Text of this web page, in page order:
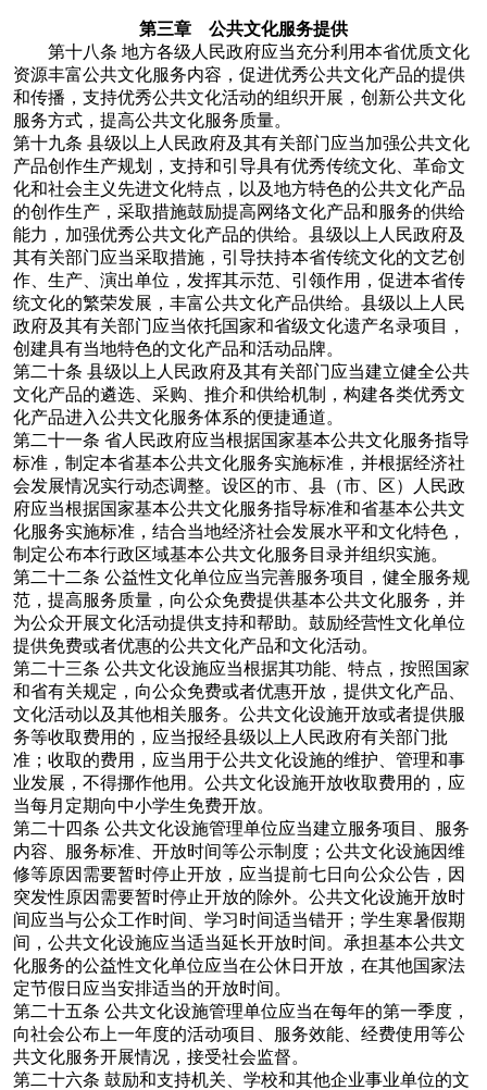
第三章 公共文化服务提供
第十八条 地方各级人民政府应当充分利用本省优质文化
资源丰富公共文化服务内容，促进优秀公共文化产品的提供
和传播，支持优秀公共文化活动的组织开展，创新公共文化
服务方式，提高公共文化服务质量。
第十九条 县级以上人民政府及其有关部门应当加强公共文化
产品创作生产规划，支持和引导具有优秀传统文化、革命文
化和社会主义先进文化特点，以及地方特色的公共文化产品
的创作生产，采取措施鼓励提高网络文化产品和服务的供给
能力，加强优秀公共文化产品的供给。县级以上人民政府及
其有关部门应当采取措施，引导扶持本省传统文化的文艺创
作、生产、演出单位，发挥其示范、引领作用，促进本省传
统文化的繁荣发展，丰富公共文化产品供给。县级以上人民
政府及其有关部门应当依托国家和省级文化遗产名录项目，
创建具有当地特色的文化产品和活动品牌。
第二十条 县级以上人民政府及其有关部门应当建立健全公共
文化产品的遴选、采购、推介和供给机制，构建各类优秀文
化产品进入公共文化服务体系的便捷通道。
第二十一条 省人民政府应当根据国家基本公共文化服务指导
标准，制定本省基本公共文化服务实施标准，并根据经济社
会发展情况实行动态调整。设区的市、县（市、区）人民政
府应当根据国家基本公共文化服务指导标准和省基本公共文
化服务实施标准，结合当地经济社会发展水平和文化特色，
制定公布本行政区域基本公共文化服务目录并组织实施。
第二十二条 公益性文化单位应当完善服务项目，健全服务规
范，提高服务质量，向公众免费提供基本公共文化服务，并
为公众开展文化活动提供支持和帮助。鼓励经营性文化单位
提供免费或者优惠的公共文化产品和文化活动。
第二十三条 公共文化设施应当根据其功能、特点，按照国家
和省有关规定，向公众免费或者优惠开放，提供文化产品、
文化活动以及其他相关服务。公共文化设施开放或者提供服
务等收取费用的，应当报经县级以上人民政府有关部门批
准；收取的费用，应当用于公共文化设施的维护、管理和事
业发展，不得挪作他用。公共文化设施开放收取费用的，应
当每月定期向中小学生免费开放。
第二十四条 公共文化设施管理单位应当建立服务项目、服务
内容、服务标准、开放时间等公示制度；公共文化设施因维
修等原因需要暂时停止开放，应当提前七日向公众公告，因
突发性原因需要暂时停止开放的除外。公共文化设施开放时
间应当与公众工作时间、学习时间适当错开；学生寒暑假期
间，公共文化设施应当适当延长开放时间。承担基本公共文
化服务的公益性文化单位应当在公休日开放，在其他国家法
定节假日应当安排适当的开放时间。
第二十五条 公共文化设施管理单位应当在每年的第一季度，
向社会公布上一年度的活动项目、服务效能、经费使用等公
共文化服务开展情况，接受社会监督。
第二十六条 鼓励和支持机关、学校和其他企业事业单位的文